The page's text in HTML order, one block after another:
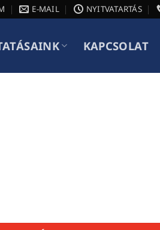
E-MAIL NYITVATARTÁS
KAPCSOLAT